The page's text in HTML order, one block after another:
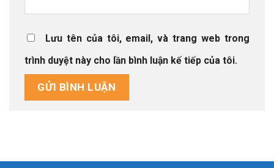
Lưu tên của tôi, email, và trang web trong
trình duyệt này cho lần bình luận kế tiếp của tôi.